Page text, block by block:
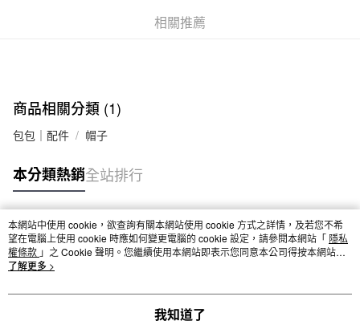
每筆NT$65，滿NT$1,000(含以上)免運費
付款後7-11取貨
每筆NT$150，滿NT$2,000(含以上)免運費
無印良品門市自取
免運費
相關推薦
商品相關分類 (1)
包包｜配件 帽子
本分類熱銷全站排行
熱門標籤
本網站中使用 cookie，欲查詢有關本網站使用 cookie 方式之詳情，及若您不希
望在電腦上使用 cookie 時應如何變更電腦的 cookie 設定，請參閱本網站「 隱私
權條款 」之 Cookie 聲明。您繼續使用本網站即表示您同意本公司得按本網站使
用條款之 Cookie 聲明使用 cookie。
了解更多 >
我知道了